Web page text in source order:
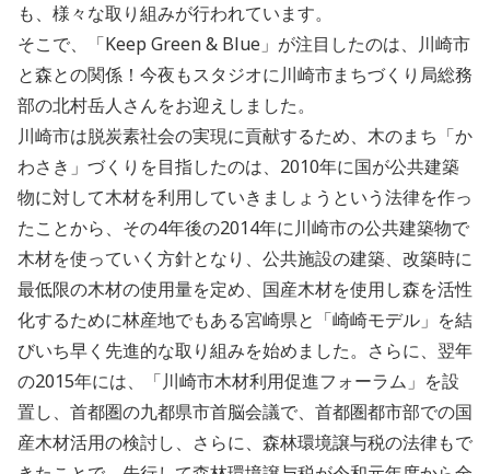
も、様々な取り組みが行われています。
そこで、「Keep Green & Blue」が注目したのは、川崎市
と森との関係！今夜もスタジオに川崎市まちづくり局総務
部の北村岳人さんをお迎えしました。
川崎市は脱炭素社会の実現に貢献するため、木のまち「か
わさき」づくりを目指したのは、2010年に国が公共建築
物に対して木材を利用していきましょうという法律を作っ
たことから、その4年後の2014年に川崎市の公共建築物で
木材を使っていく方針となり、公共施設の建築、改築時に
最低限の木材の使用量を定め、国産木材を使用し森を活性
化するために林産地でもある宮崎県と「崎崎モデル」を結
びいち早く先進的な取り組みを始めました。さらに、翌年
の2015年には、「川崎市木材利用促進フォーラム」を設
置し、首都圏の九都県市首脳会議で、首都圏都市部での国
産木材活用の検討し、さらに、森林環境譲与税の法律もで